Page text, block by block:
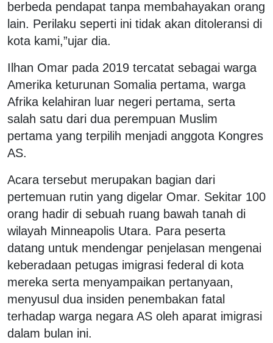
berbeda pendapat tanpa membahayakan orang
lain. Perilaku seperti ini tidak akan ditoleransi di
kota kami,”ujar dia.
Ilhan Omar pada 2019 tercatat sebagai warga
Amerika keturunan Somalia pertama, warga
Afrika kelahiran luar negeri pertama, serta
salah satu dari dua perempuan Muslim
pertama yang terpilih menjadi anggota Kongres
AS.
Acara tersebut merupakan bagian dari
pertemuan rutin yang digelar Omar. Sekitar 100
orang hadir di sebuah ruang bawah tanah di
wilayah Minneapolis Utara. Para peserta
datang untuk mendengar penjelasan mengenai
keberadaan petugas imigrasi federal di kota
mereka serta menyampaikan pertanyaan,
menyusul dua insiden penembakan fatal
terhadap warga negara AS oleh aparat imigrasi
dalam bulan ini.